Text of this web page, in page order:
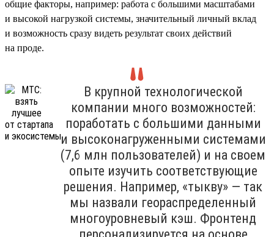
общие факторы, например: работа с большими масштабами
и высокой нагрузкой системы, значительный личный вклад
и возможность сразу видеть результат своих действий
на проде.
В крупной технологической
компании много возможностей:
поработать с большими данными
и высоконагруженными системами
(7,6 млн пользователей) и на своем
опыте изучить соответствующие
решения. Например, «тыкву» — так
мы назвали геораспределенный
многоуровневый кэш. Фронтенд